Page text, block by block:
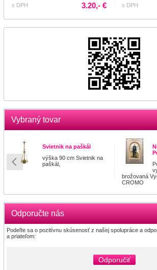
s DPH 3.20,- € s DPH
Vybraný tovar
Svietnik na paškál
výška 90 cm Svietnik na
paškál,
brožovaná
CROMO
Odporučte nás
Podeľte sa o pozitívnu skúsenosť z našej spolupráce a
a priateľom:
Odporučiť